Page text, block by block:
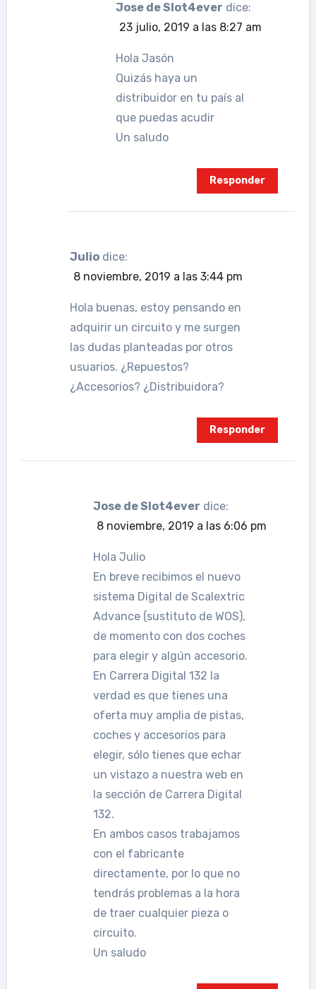
Jose de Slot4ever dice:
23 julio, 2019 a las 8:27 am
Hola Jasón
Quizás haya un
distribuidor en tu país al
que puedas acudir
Un saludo
Responder
Julio dice:
8 noviembre, 2019 a las 3:44 pm
Hola buenas, estoy pensando en
adquirir un circuito y me surgen
las dudas planteadas por otros
usuarios. ¿Repuestos?
¿Accesorios? ¿Distribuidora?
Responder
Jose de Slot4ever dice:
8 noviembre, 2019 a las 6:06 pm
Hola Julio
En breve recibimos el nuevo
sistema Digital de Scalextric
Advance (sustituto de WOS),
de momento con dos coches
para elegir y algún accesorio.
En Carrera Digital 132 la
verdad es que tienes una
oferta muy amplia de pistas,
coches y accesorios para
elegir, sólo tienes que echar
un vistazo a nuestra web en
la sección de Carrera Digital
132.
En ambos casos trabajamos
con el fabricante
directamente, por lo que no
tendrás problemas a la hora
de traer cualquier pieza o
circuito.
Un saludo